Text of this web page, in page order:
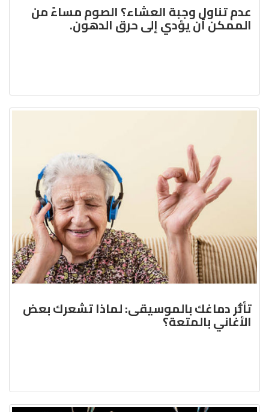
عدم تناول وجبة العشاء؟ الصوم مساءً من
الممكن أن يؤدي إلى حرق الدهون.
تأثُّر دماغك بالموسيقى: لماذا تشعرك بعض
الأغاني بالمتعة؟